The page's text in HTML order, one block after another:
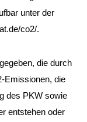
unter der
co2/.
die durch
Emissionen, die
des PKW sowie
entstehen oder